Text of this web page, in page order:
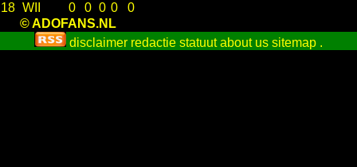
18 WII 0 0 0 0
0
© ADOFANS.NL
disclaimer redactie statuut about us sitemap .